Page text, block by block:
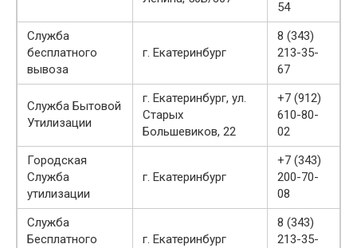
54
Служба
бесплатного
вывоза
г. Екатеринбург
8 (343)
213-35-
67
Служба Бытовой
Утилизации
г. Екатеринбург, ул.
Старых
Большевиков, 22
+7 (912)
610-80-
02
Городская
Служба
утилизации
г. Екатеринбург
+7 (343)
200-70-
08
Служба
Бесплатного
г. Екатеринбург
8 (343)
213-35-